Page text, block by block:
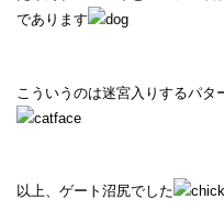
であります
こういうのは迷宮入りするパ
以上、ゲート沼尻でした